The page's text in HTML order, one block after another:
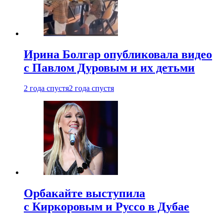
Ирина Болгар опубликовала видео
с Павлом Дуровым и их детьми
2 года спустя2 года спустя
Орбакайте выступила
с Киркоровым и Руссо в Дубае